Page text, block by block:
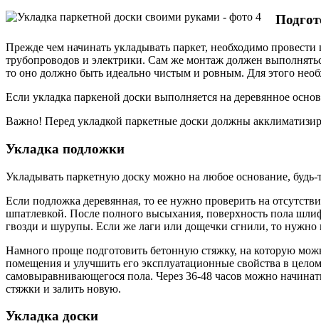
Прежде чем начинать укладывать паркет, необходимо
трубопроводов и электрики. Сам же монтаж должен
то оно должно быть идеально чистым и ровным. Для этого
Если укладка паркеной доски выполняется на деревянное
Важно! Перед укладкой паркетные доски должны
Укладка подложки
Укладывать паркетную доску можно на любое основание,
Если подложка деревянная, то ее нужно проверить на
шпатлевкой. После полного высыхания, поверхность пола
гвозди и шурупы. Если же лаги или дощечки сгнили, то нужно
Намного проще подготовить бетонную стяжку, на которую
помещения и улучшить его эксплуатационные свойства в
самовыравнивающегося пола. Через 36-48 часов можно
стяжки и залить новую.
Укладка доски